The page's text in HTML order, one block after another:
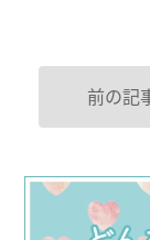
前の記